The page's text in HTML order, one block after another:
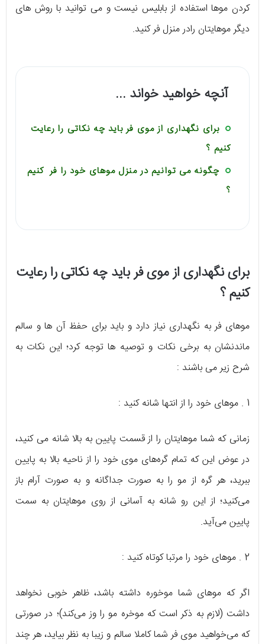
کردن موها استفاده از بابلیس نیست و می توانید با روش های
دیگر موهایتان رادر منزل فر کنید.
آنچه خواهید خواند ...
برای نگهداری از موی فر باید چه نکاتی را رعایت
کنیم ؟
چگونه می توانیم در منزل موهای خود را فر کنیم
؟
برای نگهداری از موی فر باید چه نکاتی را رعایت
کنیم ؟
موهای فر به نگهداری نیاز دارد و باید برای حفظ آن ها و سالم
ماندنشان به برخی نکات و توصیه ها توجه کرد؛ این نکات به
شرح زیر می باشند :
1 . موهای خود را از انتها شانه کنید :
زمانی که شما موهایتان را از قسمت پایین به بالا شانه می کنید،
در عوض این که تمام گره‌های موی خود را از ناحیه بالا به پایین
ببرید، هر گره از مو را به صورت جداگانه و به صورت آرام باز
می‌کنید؛ از این رو شانه به آسانی از روی موهایتان به سمت
پایین می‌آید.
2 . موهای خود را مرتبا کوتاه کنید :
اگر که موهای شما موخوره داشته باشد، ظاهر خوبی نخواهد
داشت (لازم به ذکر است که موخره مو را وز می‌کند)؛ در صورتی
که می‌خواهید موی فر شما کاملا سالم و زیبا به نظر بیاید، هر چند